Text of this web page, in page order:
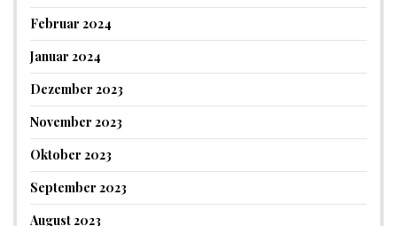
Februar 2024
Januar 2024
Dezember 2023
November 2023
Oktober 2023
September 2023
August 2023